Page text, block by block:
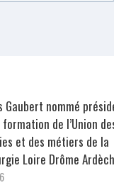
Gaubert nommé
de l’Union
et des métiers de la
Loire Drôme